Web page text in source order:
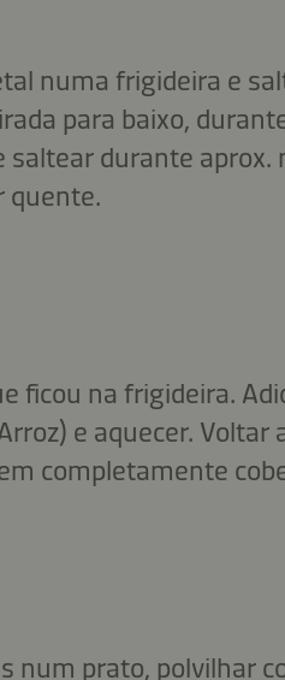
numa frigideira e
para baixo,
saltear durante
quente.
ficou na frigideira.
e aquecer.
completamente
num prato, polvilhar